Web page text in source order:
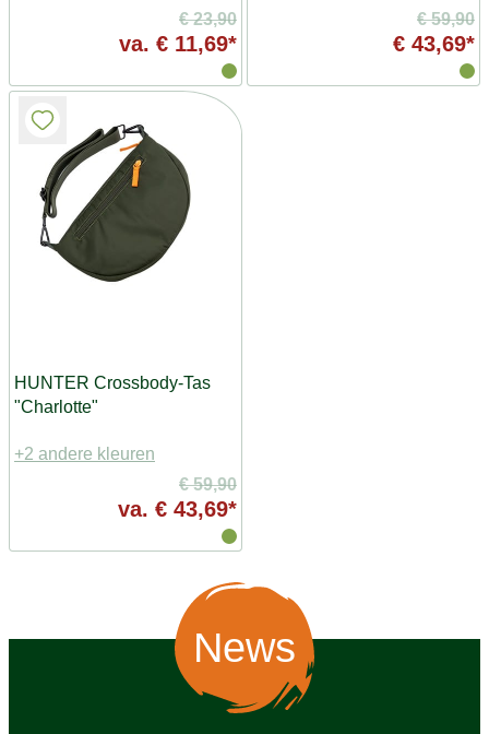
€ 23,90
va. € 11,69*
€ 59,90
€ 43,69*
HUNTER Crossbody-Tas
"Charlotte"
+2 andere kleuren
€ 59,90
va. € 43,69*
News